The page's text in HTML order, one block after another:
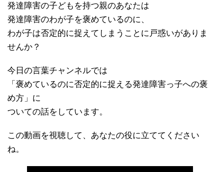
発達障害の子どもを持つ親のあなたは
発達障害のわが子を褒めているのに、
わが子は否定的に捉えてしまうことに戸惑いがありま
せんか？
今日の言葉チャンネルでは
「褒めているのに否定的に捉える発達障害っ子への褒
め方」に
ついての話をしています。
この動画を視聴して、あなたの役に立ててください
ね。